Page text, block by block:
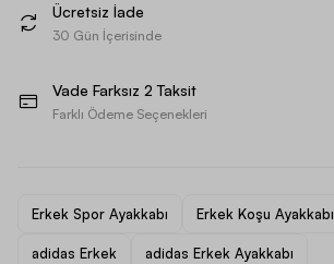
Ücretsiz İade
30 Gün İçerisinde
Vade Farksız 2 Taksit
Farklı Ödeme Seçenekleri
Erkek Spor Ayakkabı Erkek Koşu Ayakkabı
adidas Erkek adidas Erkek Ayakkabı